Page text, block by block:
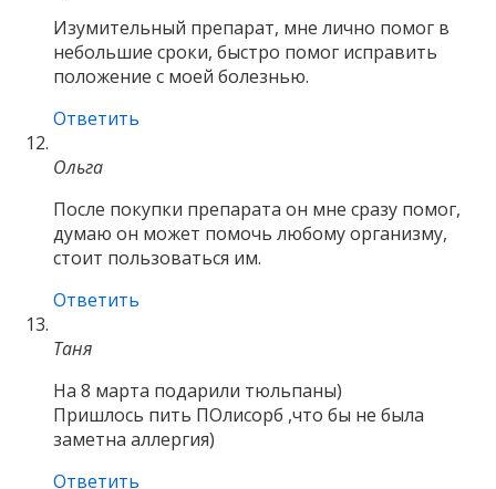
Изумительный препарат, мне лично помог в
небольшие сроки, быстро помог исправить
положение с моей болезнью.
Ответить
Ольга
После покупки препарата он мне сразу помог,
думаю он может помочь любому организму,
стоит пользоваться им.
Ответить
Таня
На 8 марта подарили тюльпаны)
Пришлось пить ПОлисорб ,что бы не была
заметна аллергия)
Ответить